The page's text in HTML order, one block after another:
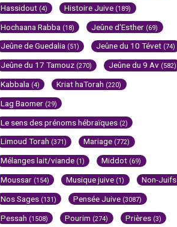
Hassidout (4) Histoire Juive (189)
Hochaana Rabba (18) Jeûne d'Esther (69)
Jeûne de Guedalia (51) Jeûne du 10 Tévet (74)
Jeûne du 17 Tamouz (270) Jeûne du 9 Av (582)
Kabbala (4) Kriat haTorah (220)
Lag Baomer (29)
Le sens des prénoms hébraïques (2)
Limoud Torah (371) Mariage (772)
Mélanges lait/viande (1) Middot (69)
Moussar (154) Musique juive (1) Non-Juifs
Nos Sages (131) Pensée Juive (3087)
Pessah (1508) Pourim (274) Prières (3)